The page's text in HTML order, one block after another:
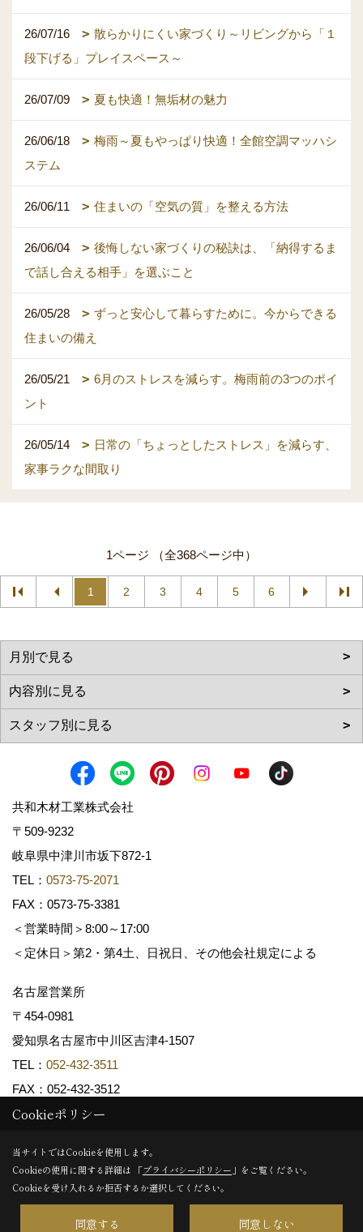
26/07/16
散らかりにくい家づくり～リビングから「１
段下げる」プレイスペース～
26/07/09 夏も快適！無垢材の魅力
26/06/18
梅雨～夏もやっぱり快適！全館空調マッハシ
ステム
26/06/11 住まいの「空気の質」を整える方法
26/06/04
後悔しない家づくりの秘訣は、「納得するま
で話し合える相手」を選ぶこと
26/05/28
ずっと安心して暮らすために。今からできる
住まいの備え
26/05/21
6月のストレスを減らす。梅雨前の3つのポイ
ント
26/05/14
日常の「ちょっとしたストレス」を減らす、
家事ラクな間取り
1ページ （全368ページ中）
1 2 3 4 5 6
共和木材工業株式会社
〒509-9232
岐阜県中津川市坂下872‐1
TEL： 0573-75-2071
FAX：0573-75-3381
＜営業時間＞8:00～17:00
＜定休日＞第2・第4土、日祝日、その他会社規定による
名古屋営業所
〒454-0981
愛知県名古屋市中川区吉津4-1507
TEL： 052-432-3511
FAX：052-432-3512
Copyright (c) 共和木材工業株式会社. All Rights Reserved.
Produced byゴデスクリエイト
Cookieポリシー
当サイトではCookieを使用します。
Cookieの使用に関する詳細は 「プライバシーポリシー 」をご覧ください。
Cookieを受け入れるか拒否するか選択してください。
同意する 同意しない